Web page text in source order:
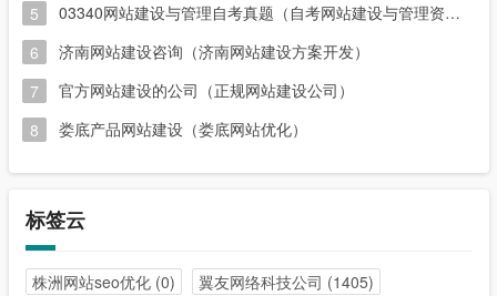
5
03340网站建设与管理自考真题（自考网站建设与管理资料）
6
济南网站建设咨询（济南网站建设方案开发）
7
官方网站建设的公司（正规网站建设公司）
8
娄底产品网站建设（娄底网站优化）
标签云
株洲网站seo优化(0) 翼友网络科技公司 (1405)